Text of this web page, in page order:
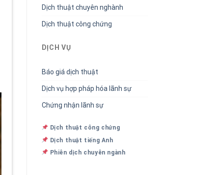
Dịch thuật chuyên nghành
Dịch thuật công chứng
DỊCH VỤ
Báo giá dịch thuật
Dịch vụ hợp pháp hóa lãnh sự
Chứng nhận lãnh sự
Dịch thuật công chứng
Dịch thuật tiếng Anh
Phiên dịch chuyên ngành